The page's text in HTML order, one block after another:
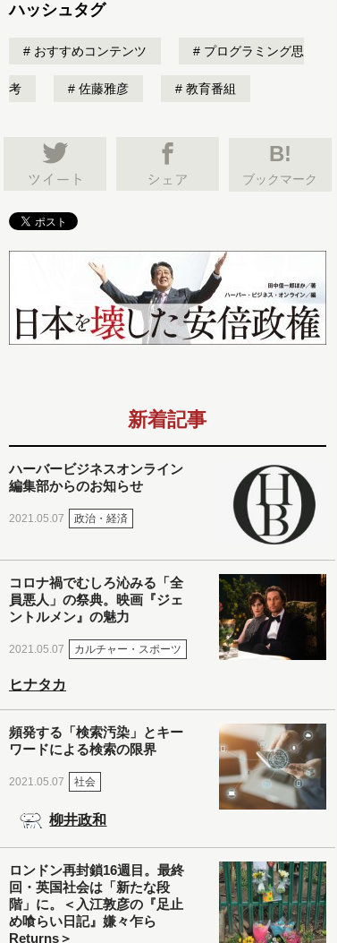
ハッシュタグ
おすすめコンテンツ プログラミング思
考 佐藤雅彦 教育番組
B!
ブックマーク
新着記事
ハーバービジネスオンライン
編集部からのお知らせ
2021.05.07 政治・経済
コロナ禍でむしろ沁みる「全
員悪人」の祭典。映画『ジェ
ントルメン』の魅力
2021.05.07 カルチャー・スポーツ
ヒナタカ
頻発する「検索汚染」とキー
ワードによる検索の限界
2021.05.07 社会
柳井政和
ロンドン再封鎖16週目。最終
回・英国社会は「新たな段
階」に。＜入江敦彦の『足止
め喰らい日記』嫌々乍ら
Returns＞